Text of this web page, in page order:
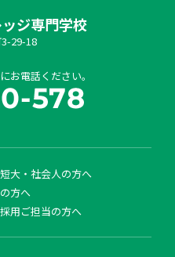
ジ専門学校
29-18
お電話ください。
大・社会人の方へ
方へ
用ご担当の方へ